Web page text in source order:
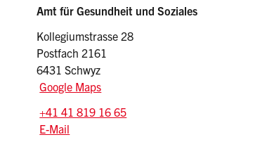
Sidebar
Adresse
Amt für Gesundheit und Soziales
Kollegiumstrasse 28
Postfach 2161
6431 Schwyz
Google Maps
Tel.:
+41 41 819 16 65
E-Mail: ags
E-Mail